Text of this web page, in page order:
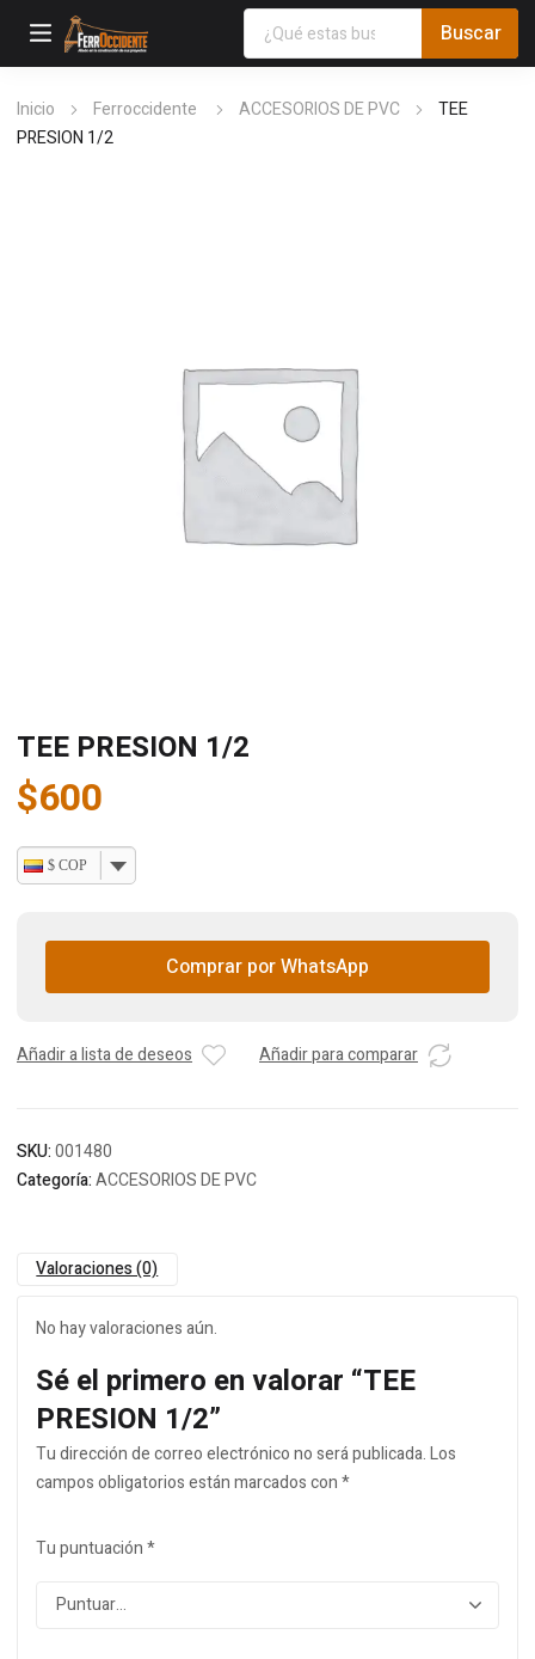
Inicio Ferroccidente ACCESORIOS DE PVC
TEE
PRESION 1/2
TEE PRESION 1/2
$600
$ COP
Comprar por WhatsApp
Añadir a lista de deseos Añadir para comparar
SKU:001480
Categoría:ACCESORIOS DE PVC
Valoraciones (0)
No hay valoraciones aún.
Sé el primero en valorar “TEE
PRESION 1/2”
Tu dirección de correo electrónico no será publicada.Los
campos obligatorios están marcados con*
Tu puntuación*